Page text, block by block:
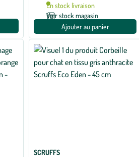
En stock livraison
Voir stock magasin
Ajouter au panier
SCRUFFS